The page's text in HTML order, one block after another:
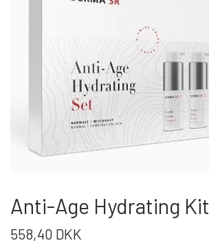
Anti-Age Hydrating Kit
558,40 DKK